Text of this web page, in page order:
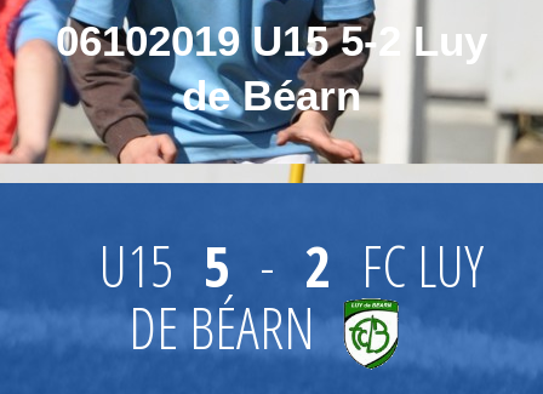
06102019 U15 5-2 Luy
de Béarn
U15 5 - 2 FC LUY
DE BÉARN